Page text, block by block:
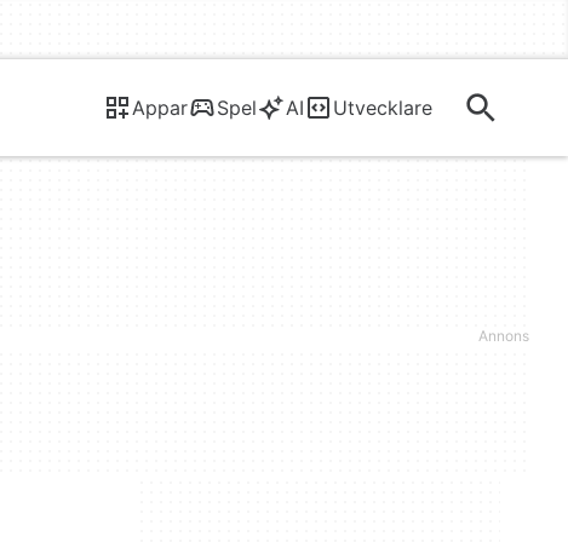
Appar Spel AI Utvecklare